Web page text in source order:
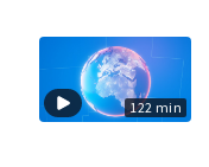
122 min